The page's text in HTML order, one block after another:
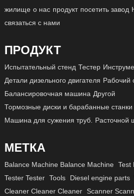
жилище о нас продукт посетить завод
связаться с нами
ПРОДУКТ
Испытательный стенд Тестер
Детали дизельного двигателя Рабочий
Балансировочная машина Другой
Тормозные диски и барабанные станки
Машина для сужения труб.
Расточной
МЕТКА
Balance Machine Balance Machine
Test
Tester Tester Tools Diesel engine parts
Cleaner Cleaner Cleaner
Scanner